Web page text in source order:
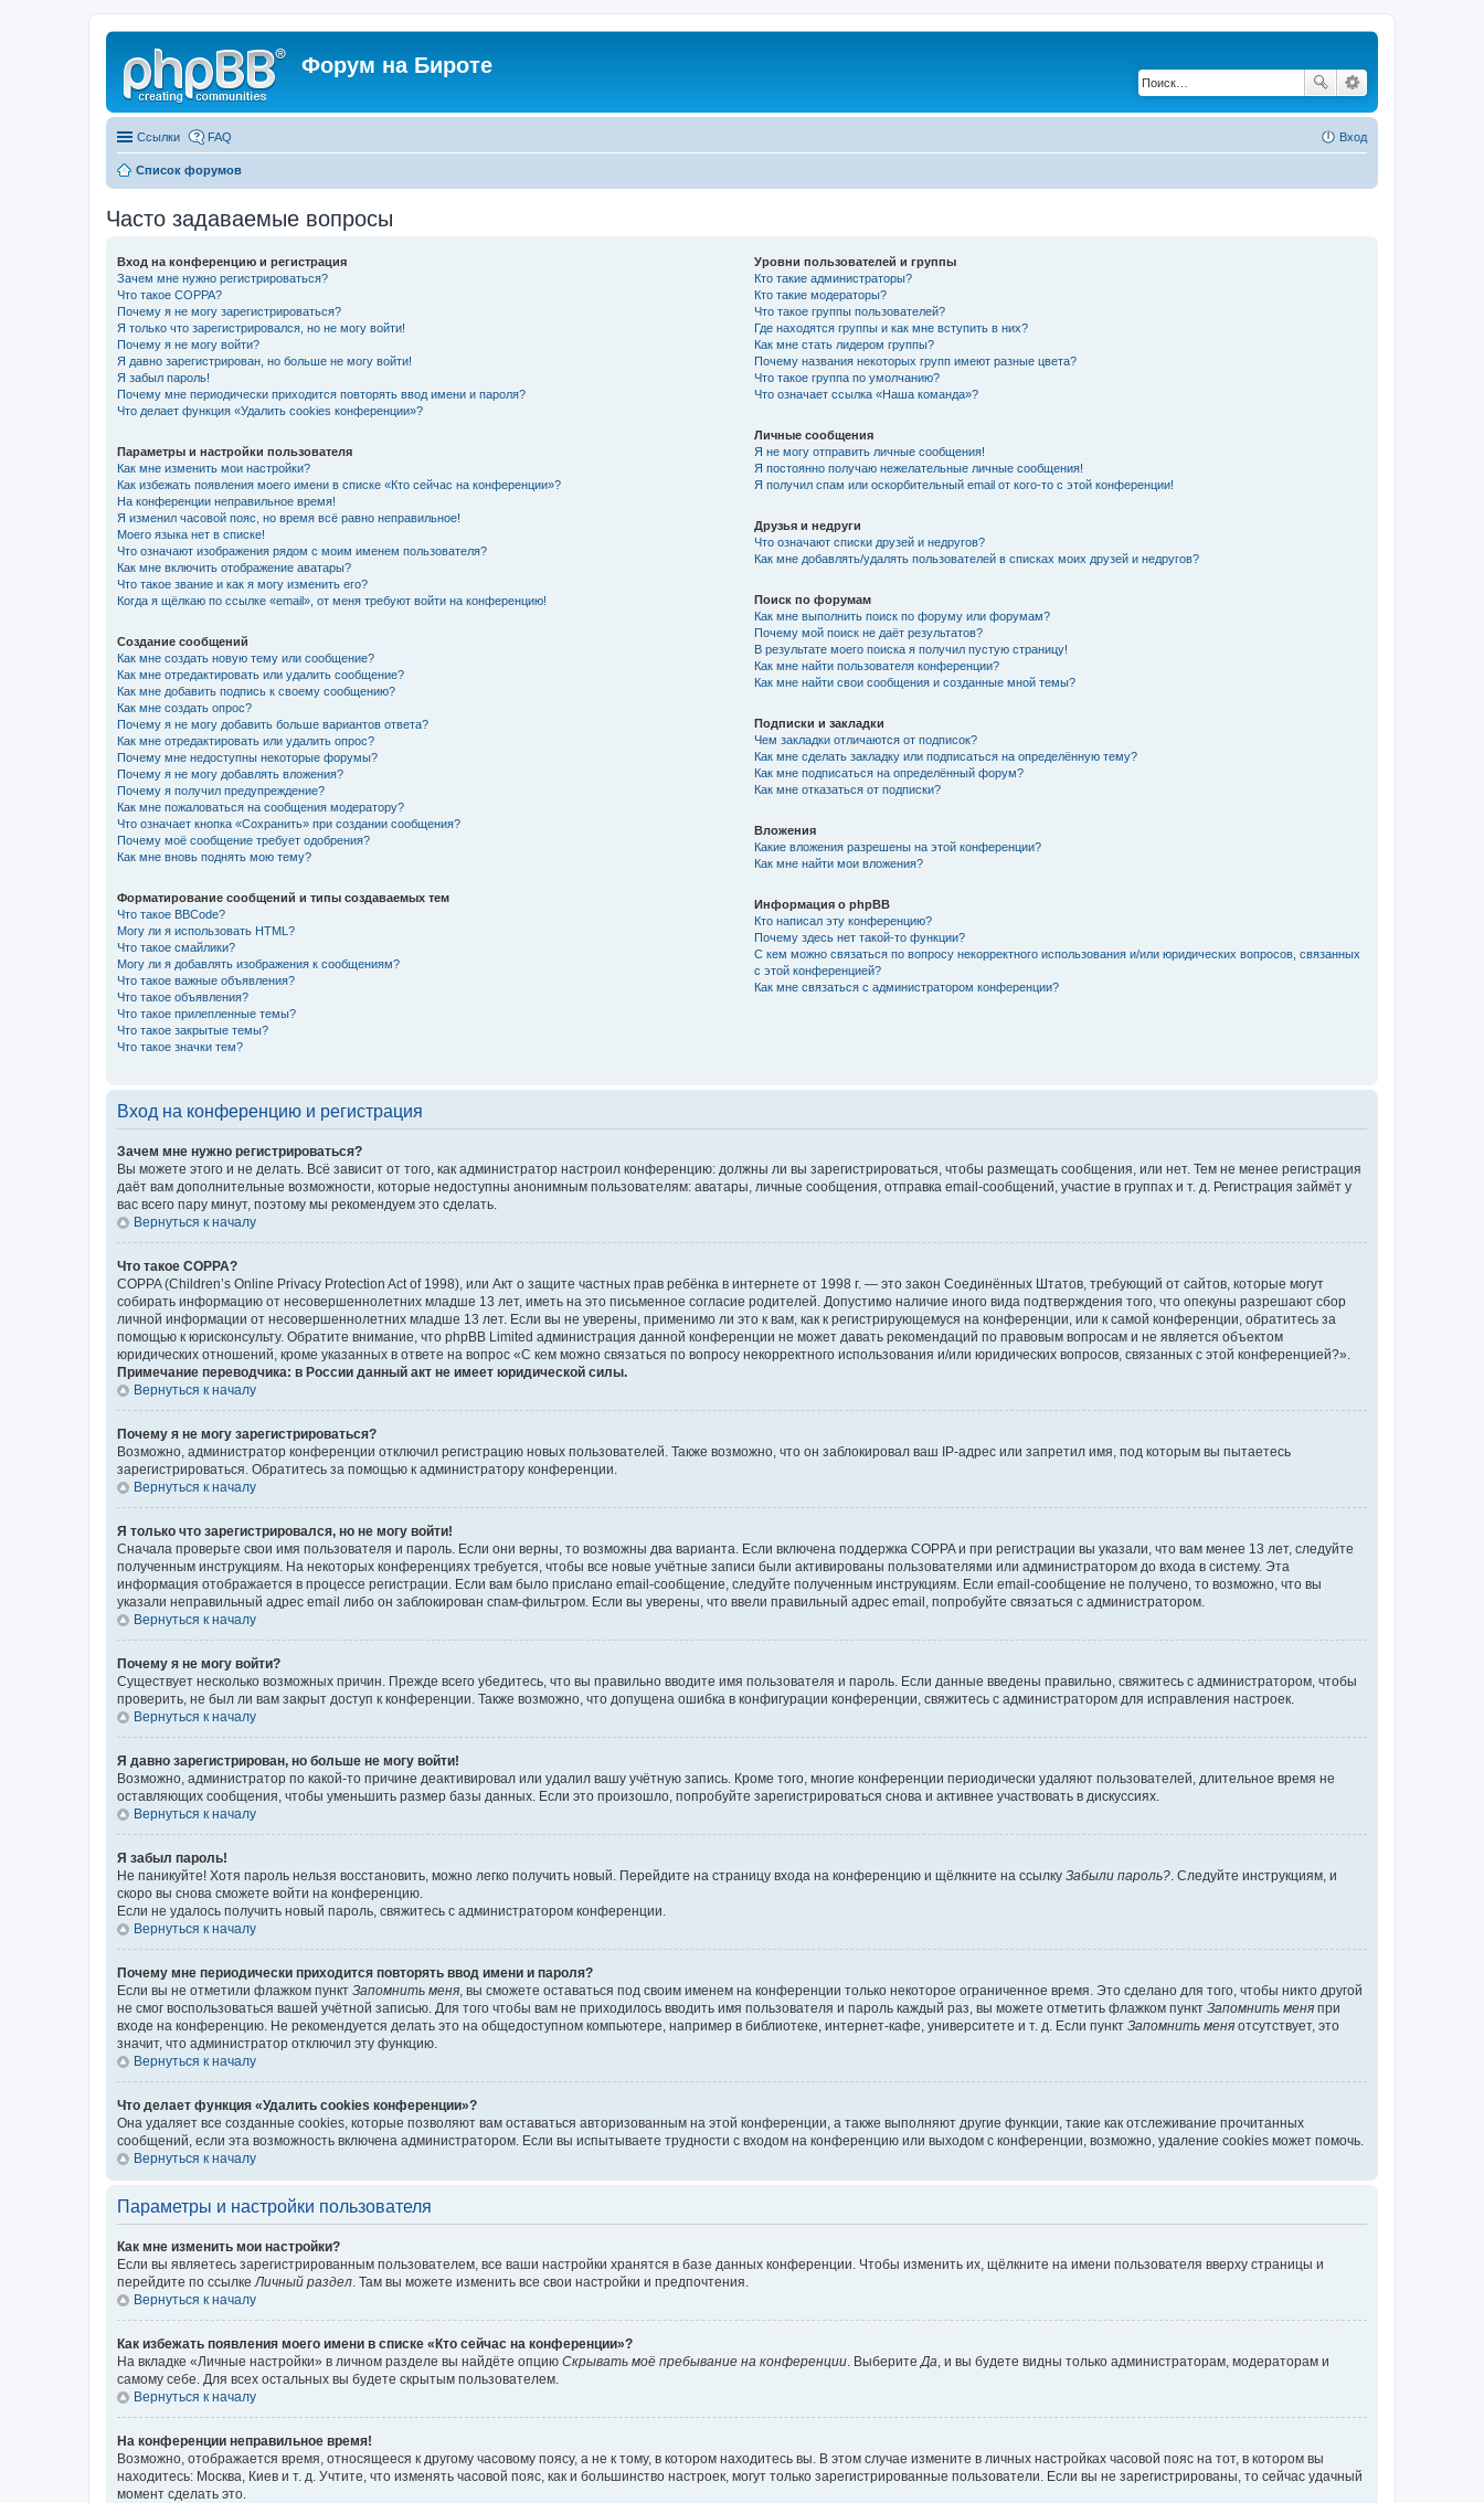
Форум на Бироте
Ссылки FAQ Вход
Список форумов
Часто задаваемые вопросы
Вход на конференцию и регистрация
Зачем мне нужно регистрироваться?
Что такое COPPA?
Почему я не могу зарегистрироваться?
Я только что зарегистрировался, но не могу войти!
Почему я не могу войти?
Я давно зарегистрирован, но больше не могу войти!
Я забыл пароль!
Почему мне периодически приходится повторять ввод имени и пароля?
Что делает функция «Удалить cookies конференции»?
Параметры и настройки пользователя
Как мне изменить мои настройки?
Как избежать появления моего имени в списке «Кто сейчас на конференции»?
На конференции неправильное время!
Я изменил часовой пояс, но время всё равно неправильное!
Моего языка нет в списке!
Что означают изображения рядом с моим именем пользователя?
Как мне включить отображение аватары?
Что такое звание и как я могу изменить его?
Когда я щёлкаю по ссылке «email», от меня требуют войти на конференцию!
Создание сообщений
Как мне создать новую тему или сообщение?
Как мне отредактировать или удалить сообщение?
Как мне добавить подпись к своему сообщению?
Как мне создать опрос?
Почему я не могу добавить больше вариантов ответа?
Как мне отредактировать или удалить опрос?
Почему мне недоступны некоторые форумы?
Почему я не могу добавлять вложения?
Почему я получил предупреждение?
Как мне пожаловаться на сообщения модератору?
Что означает кнопка «Сохранить» при создании сообщения?
Почему моё сообщение требует одобрения?
Как мне вновь поднять мою тему?
Форматирование сообщений и типы создаваемых тем
Что такое BBCode?
Могу ли я использовать HTML?
Что такое смайлики?
Могу ли я добавлять изображения к сообщениям?
Что такое важные объявления?
Что такое объявления?
Что такое прилепленные темы?
Что такое закрытые темы?
Что такое значки тем?
Уровни пользователей и группы
Кто такие администраторы?
Кто такие модераторы?
Что такое группы пользователей?
Где находятся группы и как мне вступить в них?
Как мне стать лидером группы?
Почему названия некоторых групп имеют разные цвета?
Что такое группа по умолчанию?
Что означает ссылка «Наша команда»?
Личные сообщения
Я не могу отправить личные сообщения!
Я постоянно получаю нежелательные личные сообщения!
Я получил спам или оскорбительный email от кого-то с этой конференции!
Друзья и недруги
Что означают списки друзей и недругов?
Как мне добавлять/удалять пользователей в списках моих друзей и недругов?
Поиск по форумам
Как мне выполнить поиск по форуму или форумам?
Почему мой поиск не даёт результатов?
В результате моего поиска я получил пустую страницу!
Как мне найти пользователя конференции?
Как мне найти свои сообщения и созданные мной темы?
Подписки и закладки
Чем закладки отличаются от подписок?
Как мне сделать закладку или подписаться на определённую тему?
Как мне подписаться на определённый форум?
Как мне отказаться от подписки?
Вложения
Какие вложения разрешены на этой конференции?
Как мне найти мои вложения?
Информация о phpBB
Кто написал эту конференцию?
Почему здесь нет такой-то функции?
С кем можно связаться по вопросу некорректного использования и/или юридических вопросов, связанных
с этой конференцией?
Как мне связаться с администратором конференции?
Вход на конференцию и регистрация
Зачем мне нужно регистрироваться?
Вы можете этого и не делать. Всё зависит от того, как администратор настроил конференцию: должны ли вы зарегистрироваться, чтобы размещать сообщения, или нет. Тем не менее регистрация
даёт вам дополнительные возможности, которые недоступны анонимным пользователям: аватары, личные сообщения, отправка email-сообщений, участие в группах и т. д. Регистрация займёт у
вас всего пару минут, поэтому мы рекомендуем это сделать.
Вернуться к началу
Что такое COPPA?
COPPA (Children’s Online Privacy Protection Act of 1998), или Акт о защите частных прав ребёнка в интернете от 1998 г. — это закон Соединённых Штатов, требующий от сайтов, которые могут
собирать информацию от несовершеннолетних младше 13 лет, иметь на это письменное согласие родителей. Допустимо наличие иного вида подтверждения того, что опекуны разрешают сбор
личной информации от несовершеннолетних младше 13 лет. Если вы не уверены, применимо ли это к вам, как к регистрирующемуся на конференции, или к самой конференции, обратитесь за
помощью к юрисконсульту. Обратите внимание, что phpBB Limited администрация данной конференции не может давать рекомендаций по правовым вопросам и не является объектом
юридических отношений, кроме указанных в ответе на вопрос «С кем можно связаться по вопросу некорректного использования и/или юридических вопросов, связанных с этой конференцией?».
Примечание переводчика: в России данный акт не имеет юридической силы.
Вернуться к началу
Почему я не могу зарегистрироваться?
Возможно, администратор конференции отключил регистрацию новых пользователей. Также возможно, что он заблокировал ваш IP-адрес или запретил имя, под которым вы пытаетесь
зарегистрироваться. Обратитесь за помощью к администратору конференции.
Вернуться к началу
Я только что зарегистрировался, но не могу войти!
Сначала проверьте свои имя пользователя и пароль. Если они верны, то возможны два варианта. Если включена поддержка COPPA и при регистрации вы указали, что вам менее 13 лет, следуйте
полученным инструкциям. На некоторых конференциях требуется, чтобы все новые учётные записи были активированы пользователями или администратором до входа в систему. Эта
информация отображается в процессе регистрации. Если вам было прислано email-сообщение, следуйте полученным инструкциям. Если email-сообщение не получено, то возможно, что вы
указали неправильный адрес email либо он заблокирован спам-фильтром. Если вы уверены, что ввели правильный адрес email, попробуйте связаться с администратором.
Вернуться к началу
Почему я не могу войти?
Существует несколько возможных причин. Прежде всего убедитесь, что вы правильно вводите имя пользователя и пароль. Если данные введены правильно, свяжитесь с администратором, чтобы
проверить, не был ли вам закрыт доступ к конференции. Также возможно, что допущена ошибка в конфигурации конференции, свяжитесь с администратором для исправления настроек.
Вернуться к началу
Я давно зарегистрирован, но больше не могу войти!
Возможно, администратор по какой-то причине деактивировал или удалил вашу учётную запись. Кроме того, многие конференции периодически удаляют пользователей, длительное время не
оставляющих сообщения, чтобы уменьшить размер базы данных. Если это произошло, попробуйте зарегистрироваться снова и активнее участвовать в дискуссиях.
Вернуться к началу
Я забыл пароль!
Не паникуйте! Хотя пароль нельзя восстановить, можно легко получить новый. Перейдите на страницу входа на конференцию и щёлкните на ссылку Забыли пароль?. Следуйте инструкциям, и
скоро вы снова сможете войти на конференцию.
Если не удалось получить новый пароль, свяжитесь с администратором конференции.
Вернуться к началу
Почему мне периодически приходится повторять ввод имени и пароля?
Если вы не отметили флажком пункт Запомнить меня, вы сможете оставаться под своим именем на конференции только некоторое ограниченное время. Это сделано для того, чтобы никто другой
не смог воспользоваться вашей учётной записью. Для того чтобы вам не приходилось вводить имя пользователя и пароль каждый раз, вы можете отметить флажком пункт Запомнить меня при
входе на конференцию. Не рекомендуется делать это на общедоступном компьютере, например в библиотеке, интернет-кафе, университете и т. д. Если пункт Запомнить меня отсутствует, это
значит, что администратор отключил эту функцию.
Вернуться к началу
Что делает функция «Удалить cookies конференции»?
Она удаляет все созданные cookies, которые позволяют вам оставаться авторизованным на этой конференции, а также выполняют другие функции, такие как отслеживание прочитанных
сообщений, если эта возможность включена администратором. Если вы испытываете трудности с входом на конференцию или выходом с конференции, возможно, удаление cookies может помочь.
Вернуться к началу
Параметры и настройки пользователя
Как мне изменить мои настройки?
Если вы являетесь зарегистрированным пользователем, все ваши настройки хранятся в базе данных конференции. Чтобы изменить их, щёлкните на имени пользователя вверху страницы и
перейдите по ссылкеЛичный раздел. Там вы можете изменить все свои настройки и предпочтения.
Вернуться к началу
Как избежать появления моего имени в списке «Кто сейчас на конференции»?
На вкладке «Личные настройки» в личном разделе вы найдёте опцию Скрывать моё пребывание на конференции. ВыберитеДа, и вы будете видны только администраторам, модераторам и
самому себе. Для всех остальных вы будете скрытым пользователем.
Вернуться к началу
На конференции неправильное время!
Возможно, отображается время, относящееся к другому часовому поясу, а не к тому, в котором находитесь вы. В этом случае измените в личных настройках часовой пояс на тот, в котором вы
находитесь: Москва, Киев и т. д. Учтите, что изменять часовой пояс, как и большинство настроек, могут только зарегистрированные пользователи. Если вы не зарегистрированы, то сейчас удачный
момент сделать это.